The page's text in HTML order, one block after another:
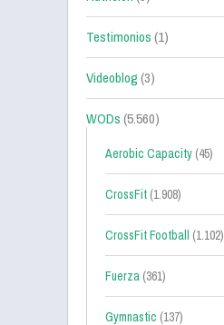
Testimonios(1)
Videoblog(3)
WODs(5.560)
Aerobic Capacity (45)
CrossFit (1.908)
CrossFit Football (1.102)
Fuerza (361)
Gymnastic (137)